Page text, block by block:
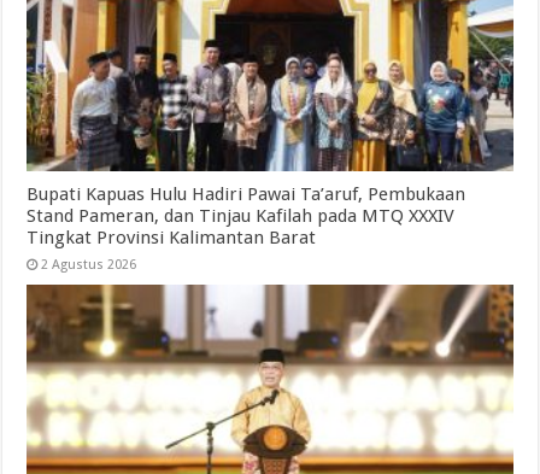
Bupati Kapuas Hulu Hadiri Pawai Ta’aruf, Pembukaan
Stand Pameran, dan Tinjau Kafilah pada MTQ XXXIV
Tingkat Provinsi Kalimantan Barat
2 Agustus 2026